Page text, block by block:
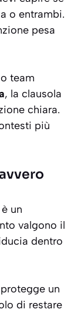
o entrambi.
pesa
team
, la clausola
chiara.
più
un
valgono il
dentro
un
di restare